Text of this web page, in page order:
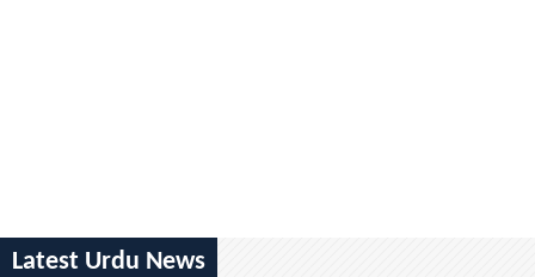
Latest Urdu News